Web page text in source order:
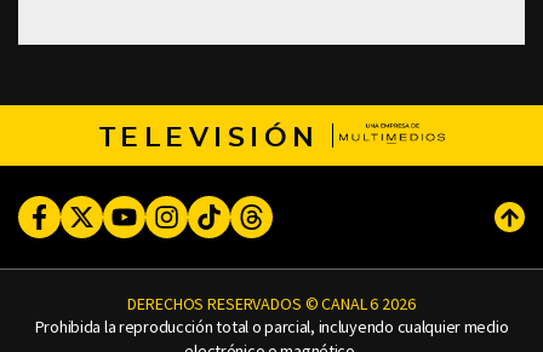
TELEVISIÓN
FacebookTwitterYoutubeInstagram
TikTokThreads
DERECHOS RESERVADOS © CANAL 6 2026
Prohibida la reproducción total o parcial, incluyendo cualquier medio